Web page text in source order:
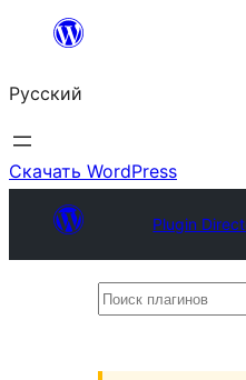
Перейти
содержимому
Русский
Скачать WordPress
Plugin
Поиск